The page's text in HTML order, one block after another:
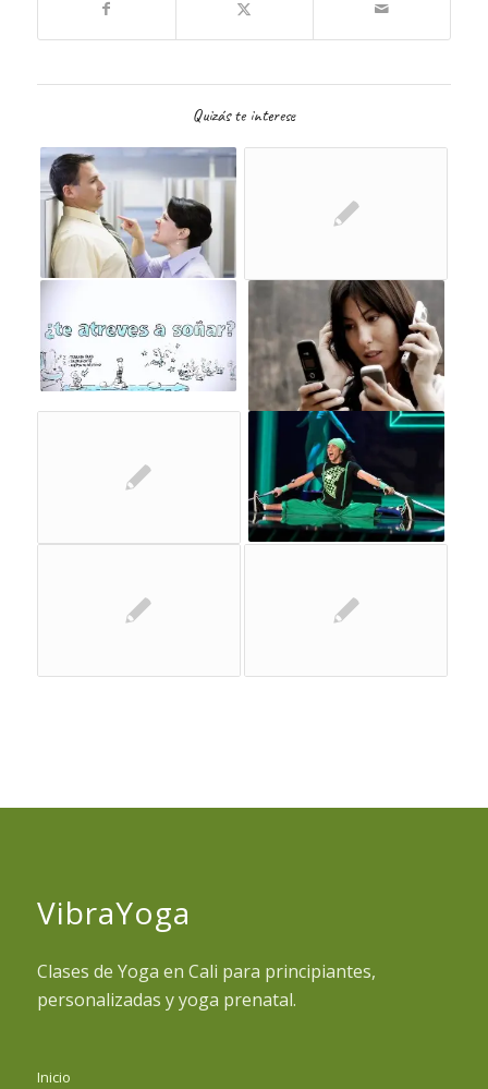
Quizás te interese
VibraYoga
Clases de Yoga en Cali para principiantes,
personalizadas y yoga prenatal.
Inicio